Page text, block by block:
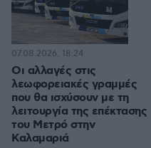
Οι αλλαγές στις
λεωφορειακές γραμμές
που θα ισχύσουν με τη
λειτουργία της επέκτασης
του Μετρό στην
Καλαμαριά
07.08.2026, 18:24